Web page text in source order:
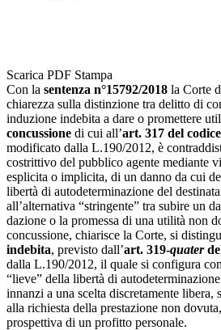
Scarica PDF Stampa
Con la sentenza n°15792/2018 la Corte
chiarezza sulla distinzione tra delitto di
induzione indebita a dare o promettere
concussione di cui all’art. 317 del
modificato dalla L.190/2012, è
costrittivo del pubblico agente mediante
esplicita o implicita, di un danno da cui
libertà di autodeterminazione del
all’alternativa “stringente” tra subire un
dazione o la promessa di una utilità non
concussione, chiarisce la Corte, si
indebita, previsto dall’art. 319-quater
dalla L.190/2012, il quale si configura
“lieve” della libertà di
innanzi a una scelta discretamente libera,
alla richiesta della prestazione non
prospettiva di un profitto personale.